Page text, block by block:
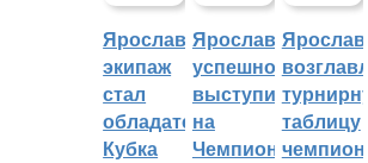
Ярославский
экипаж
стал
обладателем
Кубка
Ярославцы
успешно
выступили
на
Чемпионате
таблицу